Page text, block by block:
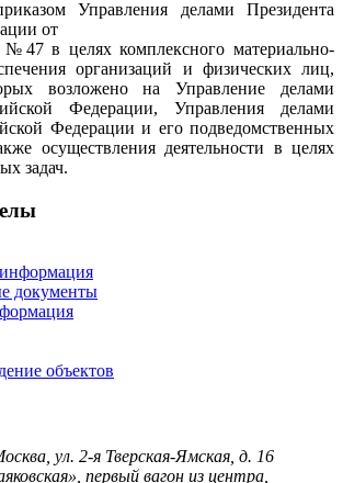
Управления делами Президента
от
№47 в целях комплексного материально-
организаций и физических лиц,
возложено на Управление делами
Федерации, Управления делами
Федерации и его подведомственных
осуществления деятельности в целях
задач.
документы
объектов
ул. 2-я Тверская-Ямская, д. 16
первый вагон из центра,